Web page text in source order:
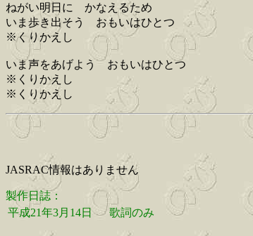
ねがい明日に かなえるため
いま歩き出そう おもいはひとつ
※くりかえし
いま声をあげよう おもいはひとつ
※くりかえし
※くりかえし
JASRAC情報はありません
製作日誌：
平成21年3月14日
歌詞のみ